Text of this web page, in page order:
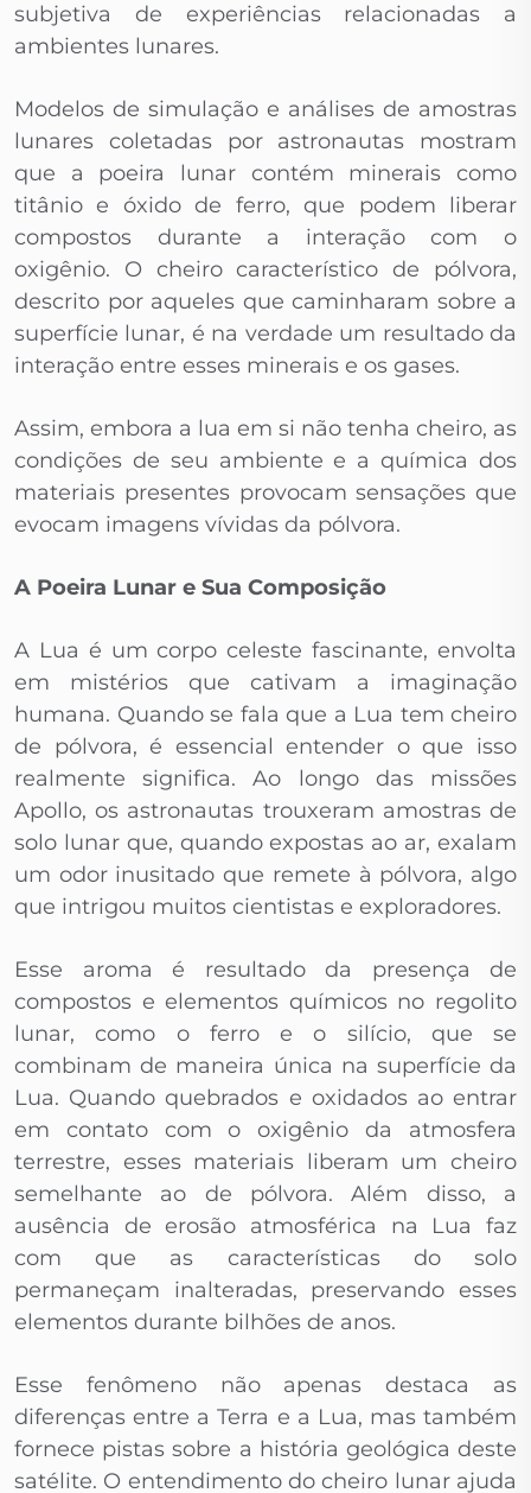
subjetiva de experiências relacionadas a
ambientes lunares.
Modelos de simulação e análises de amostras
lunares coletadas por astronautas mostram
que a poeira lunar contém minerais como
titânio e óxido de ferro, que podem liberar
compostos durante a interação com o
oxigênio. O cheiro característico de pólvora,
descrito por aqueles que caminharam sobre a
superfície lunar, é na verdade um resultado da
interação entre esses minerais e os gases.
Assim, embora a lua em si não tenha cheiro, as
condições de seu ambiente e a química dos
materiais presentes provocam sensações que
evocam imagens vívidas da pólvora.
A Poeira Lunar e Sua Composição
A Lua é um corpo celeste fascinante, envolta
em mistérios que cativam a imaginação
humana. Quando se fala que a Lua tem cheiro
de pólvora, é essencial entender o que isso
realmente significa. Ao longo das missões
Apollo, os astronautas trouxeram amostras de
solo lunar que, quando expostas ao ar, exalam
um odor inusitado que remete à pólvora, algo
que intrigou muitos cientistas e exploradores.
Esse aroma é resultado da presença de
compostos e elementos químicos no regolito
lunar, como o ferro e o silício, que se
combinam de maneira única na superfície da
Lua. Quando quebrados e oxidados ao entrar
em contato com o oxigênio da atmosfera
terrestre, esses materiais liberam um cheiro
semelhante ao de pólvora. Além disso, a
ausência de erosão atmosférica na Lua faz
com que as características do solo
permaneçam inalteradas, preservando esses
elementos durante bilhões de anos.
Esse fenômeno não apenas destaca as
diferenças entre a Terra e a Lua, mas também
fornece pistas sobre a história geológica deste
satélite. O entendimento do cheiro lunar ajuda